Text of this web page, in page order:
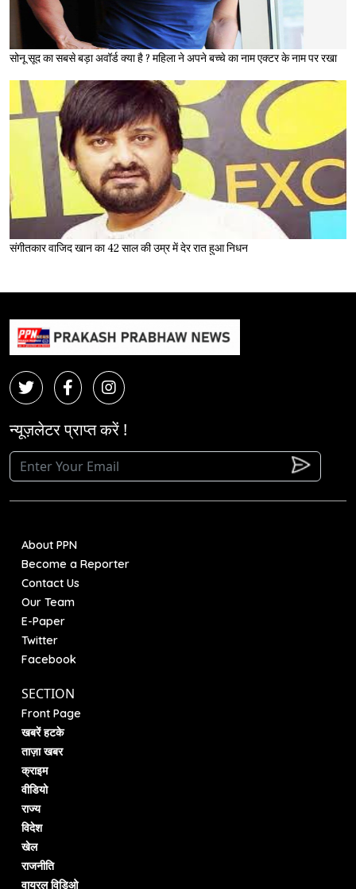
सोनू सूद का सबसे बड़ा अवॉर्ड क्या है ? महिला ने अपने बच्चे का नाम एक्टर के नाम पर रखा
संगीतकार वाजिद खान का 42 साल की उम्र में देर रात हुआ निधन
न्यूज़लेटर प्राप्त करें !
About PPN
Become a Reporter
Contact Us
Our Team
E-Paper
Twitter
Facebook
SECTION
Front Page
खबरें हटके
ताज़ा खबर
क्राइम
वीडियो
राज्य
विदेश
खेल
राजनीति
वायरल विडिओ